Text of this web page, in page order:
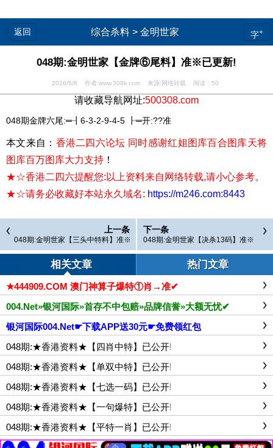
返回 综合杀料 > 金明世家 字+
048期:金明世家【金牌⑥尾料】准※已更新!
2026/5/6 作者:www.308k.com 来源:网络转载 阅读： 50
请收藏导航网址:500308.com
048期金牌六尾:═┨6-3-2-9-4-5 ┠═开:??准
本文来自： 香港二四六论坛 同时感谢红姐图库百合图库天将
图库百万图库大力支持 ！
★☆香港二四六提醒您:以上资料来自网络转载,请小心参考。
★☆请务必收藏好本站永久域名: https://m246.com:8443
上一条
048期:金明世家【三头中特料】准※
已更新!
下一条
048期:金明世家【决杀13码】准※
已更新!
相关文章 热门文章
★444909.COM 澳门神算子爆特①肖→准✔
004.Net»银河国际»首存不中包赔»品牌信誉»大额无忧✔
银河国际004.Net☛下载APP送30元☛免费领红包
048期:★香港资料★【四肖中特】已公开!
048期:★香港资料★【单双中特】已公开!
048期:★香港资料★【七选一码】已公开!
048期:★香港资料★【一句爆特】已公开!
048期:★香港资料★【平特一肖】已公开!